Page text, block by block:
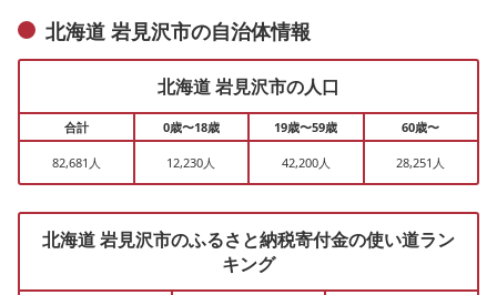
北海道 岩見沢市の自治体情報
北海道 岩見沢市の人口
合計
82,681人
0歳〜18歳
12,230人
19歳〜59歳
42,200人
60歳〜
28,251人
北海道 岩見沢市のふるさと納税寄付金の使い道ラン
キング